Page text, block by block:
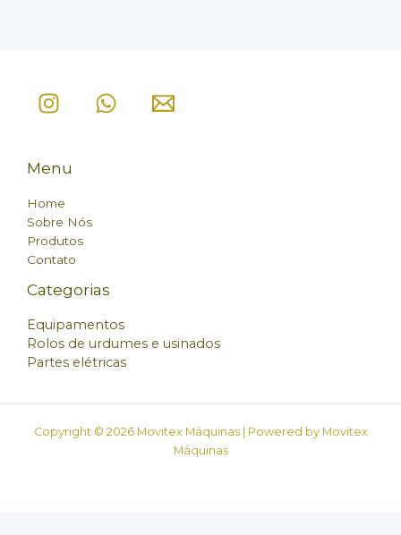
Menu
Home
Sobre Nós
Produtos
Contato
Categorias
Equipamentos
Rolos de urdumes e usinados
Partes elétricas
Copyright © 2026 Movitex Máquinas | Powered by Movitex
Máquinas